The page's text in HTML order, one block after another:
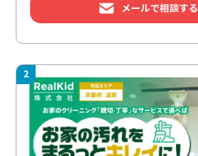
メールで相談する
2